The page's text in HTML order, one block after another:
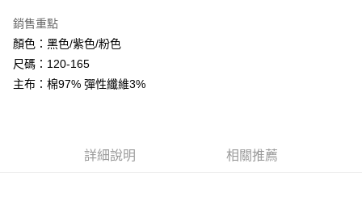
運送方式
全家付款取貨
每筆NT$80，滿NT$2,000(含以上)免運費
銷售重點
顏色：黑色/紫色/粉色
尺碼：120-165
主布：棉97% 彈性纖維3%
詳細說明 相關推薦